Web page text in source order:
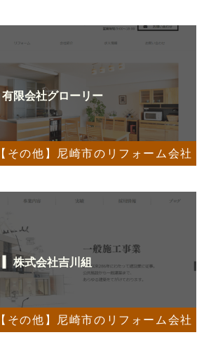
【その他】尼崎市のリフォーム会社
有限会社グローリー
【その他】尼崎市のリフォーム会社
株式会社吉川組